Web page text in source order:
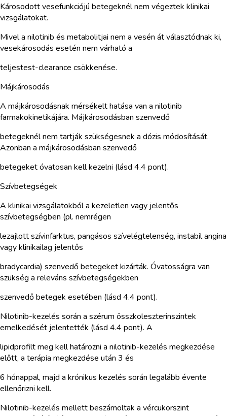
Károsodott vesefunkciójú betegeknél nem végeztek klinikai
vizsgálatokat.
Mivel a nilotinib és metabolitjai nem a vesén át választódnak ki,
vesekárosodás esetén nem várható a
teljestest-clearance csökkenése.
Májkárosodás
A májkárosodásnak mérsékelt hatása van a nilotinib
farmakokinetikájára. Májkárosodásban szenvedő
betegeknél nem tartják szükségesnek a dózis módosítását.
Azonban a májkárosodásban szenvedő
betegeket óvatosan kell kezelni (lásd 4.4 pont).
Szívbetegségek
A klinikai vizsgálatokból a kezeletlen vagy jelentős
szívbetegségben (pl. nemrégen
lezajlott szívinfarktus, pangásos szívelégtelenség, instabil angina
vagy klinikailag jelentős
bradycardia) szenvedő betegeket kizárták. Óvatosságra van
szükség a releváns szívbetegségekben
szenvedő betegek esetében (lásd 4.4 pont).
Nilotinib-kezelés során a szérum összkoleszterinszintek
emelkedését jelentették (lásd 4.4 pont). A
lipidprofilt meg kell határozni a nilotinib-kezelés megkezdése
előtt, a terápia megkezdése után 3 és
6 hónappal, majd a krónikus kezelés során legalább évente
ellenőrizni kell.
Nilotinib-kezelés mellett beszámoltak a vércukorszint